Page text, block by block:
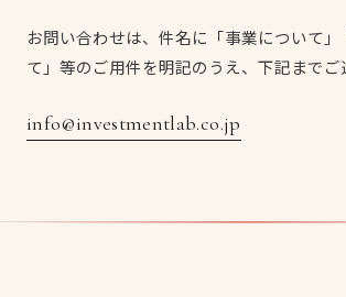
お問い合わせは、件名に「事業について
て」等のご用件を明記のうえ、下記までご
info@investmentlab.co.jp